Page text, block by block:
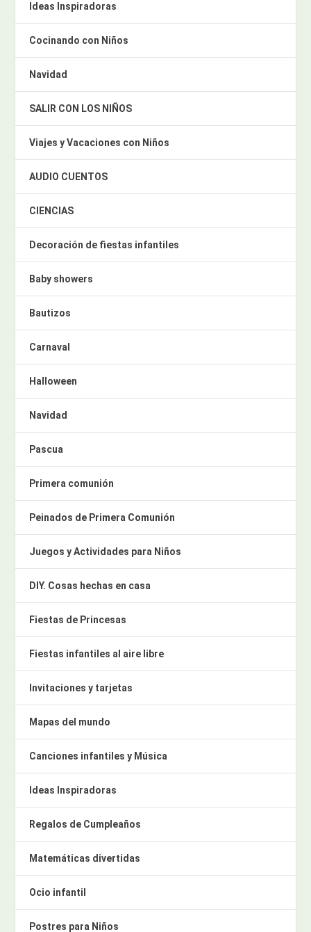
Ideas Inspiradoras
Cocinando con Niños
Navidad
SALIR CON LOS NIÑOS
Viajes y Vacaciones con Niños
AUDIO CUENTOS
CIENCIAS
Decoración de fiestas infantiles
Baby showers
Bautizos
Carnaval
Halloween
Navidad
Pascua
Primera comunión
Peinados de Primera Comunión
Juegos y Actividades para Niños
DIY. Cosas hechas en casa
Fiestas de Princesas
Fiestas infantiles al aire libre
Invitaciones y tarjetas
Mapas del mundo
Canciones infantiles y Música
Ideas Inspiradoras
Regalos de Cumpleaños
Matemáticas divertidas
Ocio infantil
Postres para Niños